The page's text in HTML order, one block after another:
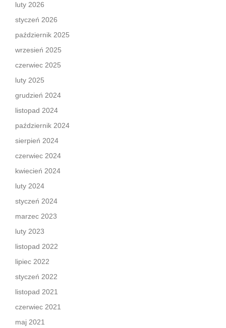
luty 2026
styczeń 2026
październik 2025
wrzesień 2025
czerwiec 2025
luty 2025
grudzień 2024
listopad 2024
październik 2024
sierpień 2024
czerwiec 2024
kwiecień 2024
luty 2024
styczeń 2024
marzec 2023
luty 2023
listopad 2022
lipiec 2022
styczeń 2022
listopad 2021
czerwiec 2021
maj 2021